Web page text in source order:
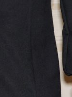
BRETELLES